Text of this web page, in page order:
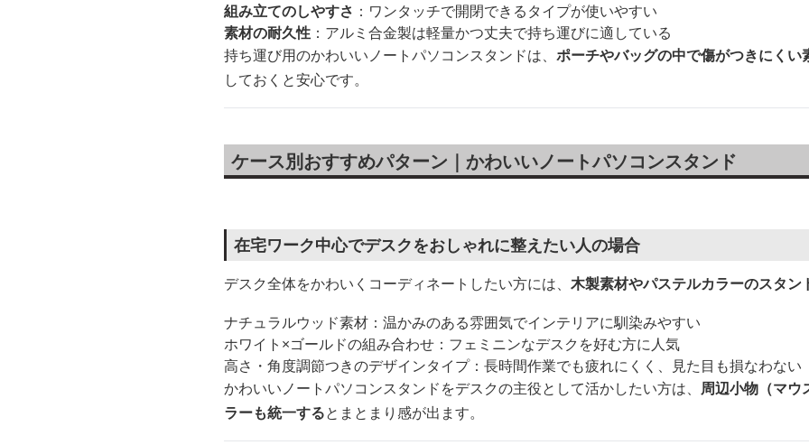
組み立てのしやすさ ：ワンタッチで開閉できるタイプが使いやすい
素材の耐久性 ：アルミ合金製は軽量かつ丈夫で持ち運びに適している
持ち運び用のかわいいノートパソコンスタンドは、 ポーチやバッグの中で傷がつきにくい
しておくと安心です。
ケース別おすすめパターン｜かわいいノートパソコンスタンド
在宅ワーク中心でデスクをおしゃれに整えたい人の場合
デスク全体をかわいくコーディネートしたい方には、 木製素材やパステルカラーのスタン
ナチュラルウッド素材：温かみのある雰囲気でインテリアに馴染みやすい
ホワイト×ゴールドの組み合わせ：フェミニンなデスクを好む方に人気
高さ・角度調節つきのデザインタイプ：長時間作業でも疲れにくく、見た目も損なわない
かわいいノートパソコンスタンドをデスクの主役として活かしたい方は、 周辺小物（マウ
ラーも統一するとまとまり感が出ます。